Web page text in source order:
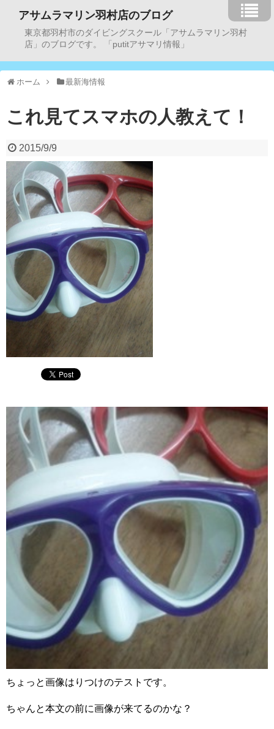
アサムラマリン羽村店のブログ
東京都羽村市のダイビングスクール「アサムラマリン羽村
店」のブログです。 「putitアサマリ情報」
ホーム 最新海情報
これ見てスマホの人教えて！
2015/9/9
ちょっと画像はりつけのテストです。
ちゃんと本文の前に画像が来てるのかな？